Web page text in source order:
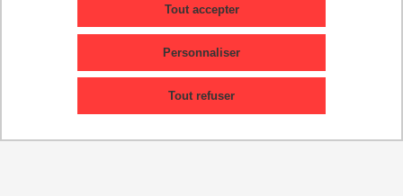
Tout accepter
Tout refuser
Personnaliser